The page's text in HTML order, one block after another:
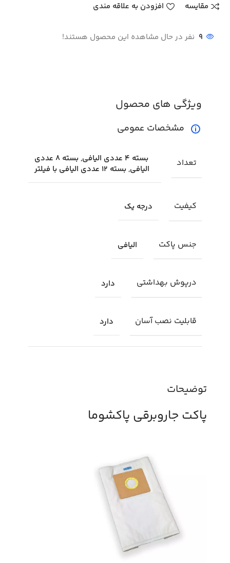
مقایسه افزودن به علاقه مندی
9 نفر در حال مشاهده این محصول هستند!
توضیحات
پاکت جاروبرقی پاکشوما
ویژگی های محصول
مشخصات عمومی
تعداد
بسته 4 عددی الیافی, بسته 8 عددی
الیافی, بسته 12 عددی الیافی با فیلتر
کیفیت درجه یک
جنس پاکت الیافی
درپوش بهداشتی دارد
قابلیت نصب آسان دارد